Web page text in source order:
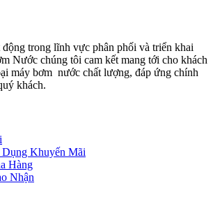
trong lĩnh vực phân phối và triển khai
Nước chúng tôi cam kết mang tới cho khách
máy bơm nước chất lượng, đáp ứng chính
khách.
Khuyến Mãi
Hàng
Nhận